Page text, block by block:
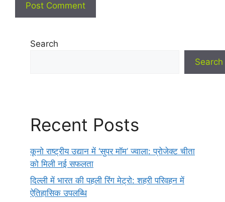
Search
Search
Recent Posts
कूनो राष्ट्रीय उद्यान में ‘सुपर मॉम’ ज्वाला: प्रोजेक्ट चीता
को मिली नई सफलता
दिल्ली में भारत की पहली रिंग मेट्रो: शहरी परिवहन में
ऐतिहासिक उपलब्धि